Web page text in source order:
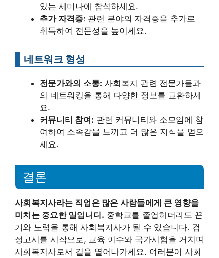
있는 세미나에 참석하세요.
추가 자격증: 관련 분야의 자격증을 추가로
취득하여 전문성을 높이세요.
네트워크 형성
전문가와의 소통: 사회복지 관련 전문가들과
의 네트워킹을 통해 다양한 정보를 교환하세
요.
커뮤니티 참여: 관련 커뮤니티와 소모임에 참
여하여 소속감을 느끼고 더 많은 지식을 얻으
세요.
결론
사회복지사라는 직업은 많은 사람들에게 큰 영향을
미치는 중요한 일입니다. 중학교를 졸업하더라도 끈
기와 노력을 통해 사회복지사가 될 수 있습니다. 검
정고시를 시작으로, 교육 이수와 국가시험을 거치며
사회복지사로서 길을 열어나가세요. 여러분이 사회